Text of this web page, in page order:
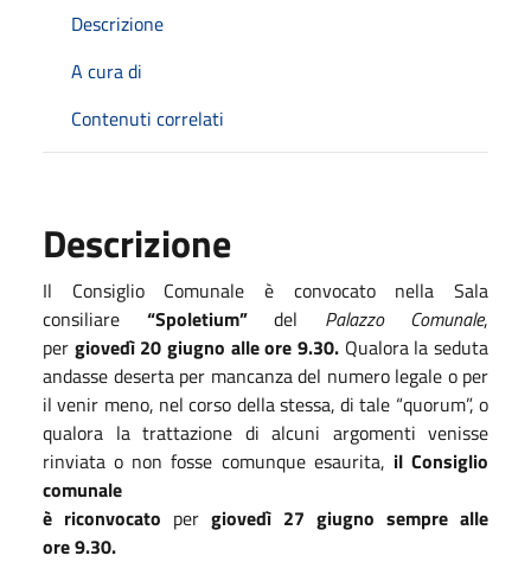
Descrizione
A cura di
Contenuti correlati
Descrizione
Il Consiglio Comunale è convocato nella Sala
consiliare “Spoletium” del Palazzo Comunale,
per giovedì 20 giugno alle ore9.30. Qualora la seduta
andasse deserta per mancanza del numero legale o per
il venir meno, nel corso della stessa, di tale “quorum”, o
qualora la trattazione di alcuni argomenti venisse
rinviata o non fosse comunque esaurita, il Consiglio
comunale
è riconvocato per giovedì 27 giugno sempre alle
ore9.30.